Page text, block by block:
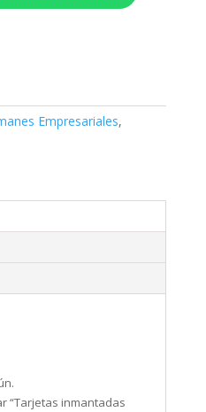
Empresariales,
“Tarjetas inmantadas